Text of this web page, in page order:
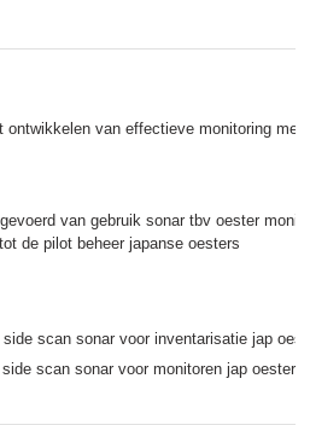
ontwikkelen van effectieve monitoring
van gebruik sonar tbv oester
de pilot beheer japanse oesters
scan sonar voor inventarisatie jap
scan sonar voor monitoren jap oester